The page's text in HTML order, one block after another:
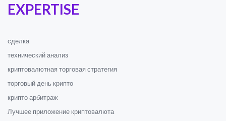
EXPERTISE
сделка
технический анализ
криптовалютная торговая стратегия
торговый день крипто
крипто арбитраж
Лучшее приложение криптовалюта